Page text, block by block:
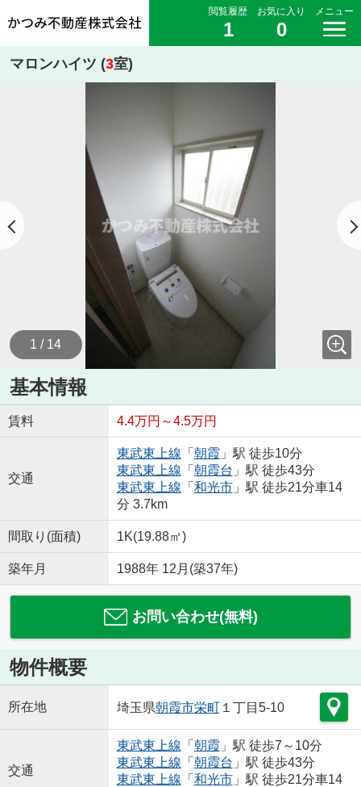
閲覧履歴
1
お気に入り
0
メニュー
マロンハイツ (3室)
1 / 14
基本情報
賃料 4.4万円～4.5万円
交通
東武東上線 「 朝霞 」駅 徒歩10分
東武東上線 「 朝霞台 」駅 徒歩43分
東武東上線 「 和光市」駅 徒歩21分車14
分 3.7km
間取り(面積) 1K(19.88㎡)
築年月 1988年 12月(築37年)
お問い合わせ(無料)
物件概要
所在地 埼玉県朝霞市栄町１丁目5-10
交通
東武東上線 「 朝霞 」駅 徒歩7～10分
東武東上線 「 朝霞台 」駅 徒歩43分
東武東上線 「 和光市」駅 徒歩21分車14